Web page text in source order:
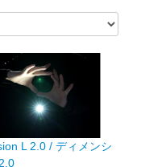
L 2.0 / ディメンシ